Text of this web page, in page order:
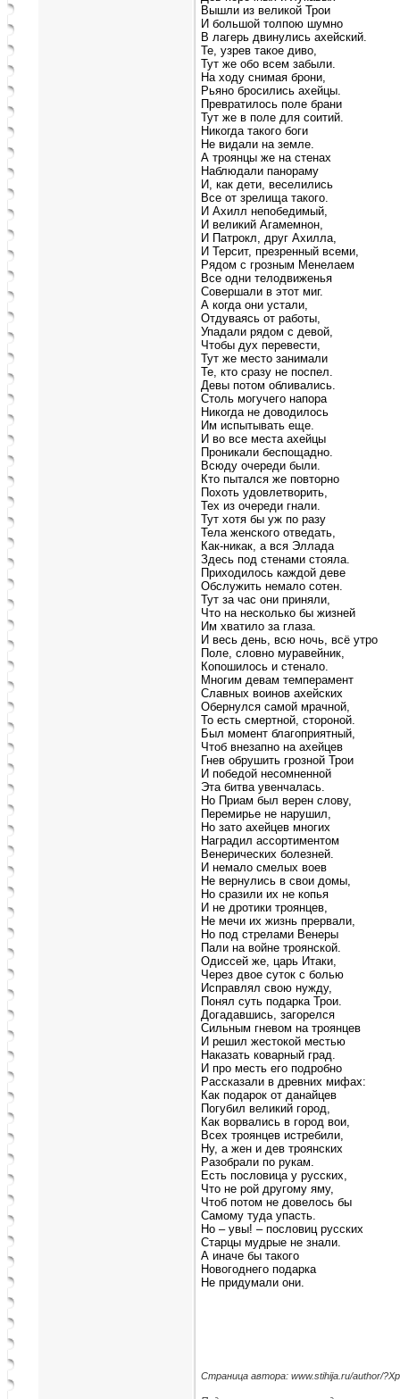
Вышли из великой Трои
И большой толпою шумно
В лагерь двинулись ахейский.
Те, узрев такое диво,
Тут же обо всем забыли.
На ходу снимая брони,
Рьяно бросились ахейцы.
Превратилось поле брани
Тут же в поле для соитий.
Никогда такого боги
Не видали на земле.
А троянцы же на стенах
Наблюдали панораму
И, как дети, веселились
Все от зрелища такого.
И Ахилл непобедимый,
И великий Агамемнон,
И Патрокл, друг Ахилла,
И Терсит, презренный всеми,
Рядом с грозным Менелаем
Все одни телодвиженья
Совершали в этот миг.
А когда они устали,
Отдуваясь от работы,
Упадали рядом с девой,
Чтобы дух перевести,
Тут же место занимали
Те, кто сразу не поспел.
Девы потом обливались.
Столь могучего напора
Никогда не доводилось
Им испытывать еще.
И во все места ахейцы
Проникали беспощадно.
Всюду очереди были.
Кто пытался же повторно
Похоть удовлетворить,
Тех из очереди гнали.
Тут хотя бы уж по разу
Тела женского отведать,
Как-никак, а вся Эллада
Здесь под стенами стояла.
Приходилось каждой деве
Обслужить немало сотен.
Тут за час они приняли,
Что на несколько бы жизней
Им хватило за глаза.
И весь день, всю ночь, всё утро
Поле, словно муравейник,
Копошилось и стенало.
Многим девам темперамент
Славных воинов ахейских
Обернулся самой мрачной,
То есть смертной, стороной.
Был момент благоприятный,
Чтоб внезапно на ахейцев
Гнев обрушить грозной Трои
И победой несомненной
Эта битва увенчалась.
Но Приам был верен слову,
Перемирье не нарушил,
Но зато ахейцев многих
Наградил ассортиментом
Венерических болезней.
И немало смелых воев
Не вернулись в свои домы,
Но сразили их не копья
И не дротики троянцев,
Не мечи их жизнь прервали,
Но под стрелами Венеры
Пали на войне троянской.
Одиссей же, царь Итаки,
Через двое суток с болью
Исправлял свою нужду,
Понял суть подарка Трои.
Догадавшись, загорелся
Сильным гневом на троянцев
И решил жестокой местью
Наказать коварный град.
И про месть его подробно
Рассказали в древних мифах:
Как подарок от данайцев
Погубил великий город,
Как ворвались в город вои,
Всех троянцев истребили,
Ну, а жен и дев троянских
Разобрали по рукам.
Есть пословица у русских,
Что не рой другому яму,
Чтоб потом не довелось бы
Самому туда упасть.
Но – увы! – пословиц русских
Старцы мудрые не знали.
А иначе бы такого
Новогоднего подарка
Не придумали они.
Страница автора: www.stihija.ru/author/